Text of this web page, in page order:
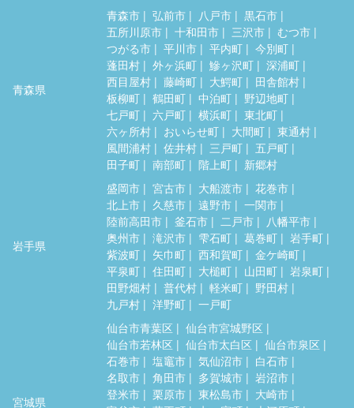
青森県
青森市 弘前市 八戸市
黒石市
五所川原市
十和田市 三沢市
むつ市
つがる市
平川市 平内町
今別町
蓬田村
外ヶ浜町 鰺ヶ沢町
深浦町
西目屋村
藤崎町 大鰐町
田舎館村
板柳町
鶴田町 中泊町
野辺地町
七戸町
六戸町 横浜町
東北町
六ヶ所村
おいらせ町 大間町
東通村
風間浦村
佐井村 三戸町
五戸町
田子町
南部町 階上町 新郷村
岩手県
盛岡市 宮古市 大船渡市
花巻市
北上市
久慈市 遠野市
一関市
陸前高田市
釜石市 二戸市
八幡平市
奥州市
滝沢市 雫石町 葛巻町
岩手町
紫波町
矢巾町 西和賀町
金ケ崎町
平泉町
住田町 大槌町 山田町
岩泉町
田野畑村
普代村 軽米町
野田村
九戸村
洋野町 一戸町
宮城県
仙台市青葉区
仙台市宮城野区
仙台市若林区
仙台市太白区
仙台市泉区
石巻市
塩竈市 気仙沼市
白石市
名取市
角田市 多賀城市
岩沼市
登米市
栗原市 東松島市
大崎市